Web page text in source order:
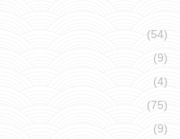
(54)
(9)
(4)
(75)
(9)